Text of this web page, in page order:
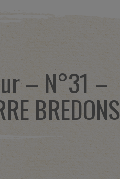
– N°31 –
BREDONS